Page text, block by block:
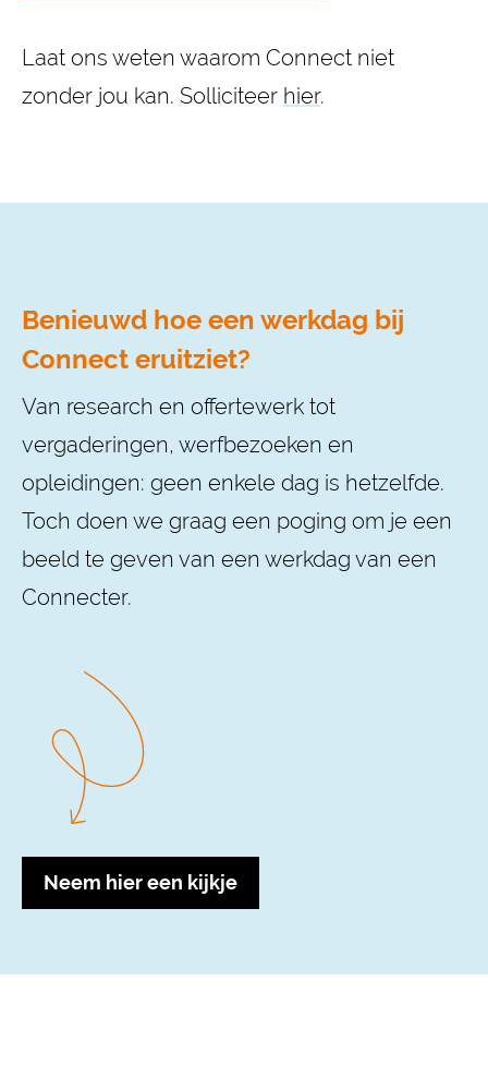
Laat ons weten waarom Connect niet
zonder jou kan. Solliciteer hier.
Benieuwd hoe een werkdag bij
Connect eruitziet?
Van research en offertewerk tot
vergaderingen, werfbezoeken en
opleidingen: geen enkele dag is hetzelfde.
Toch doen we graag een poging om je een
beeld te geven van een werkdag van een
Connecter.
Neem hier een kijkje